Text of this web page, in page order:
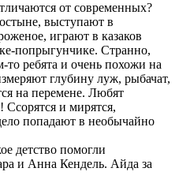
от современных?
выступают в
играют в казаков
попрыгунчике. Странно,
то ребята и очень похожи на
глубину луж, рыбачат,
на перемене. Любят
Ссорятся и мирятся,
попадают в необычайно
детство помогли
и Анна Кендель. Айда за